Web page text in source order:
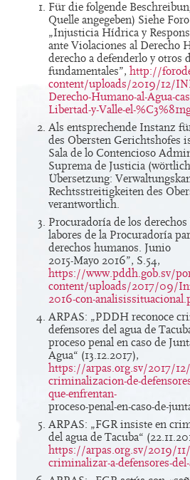
Für die folgende
Quelle angegeben) Siehe
„Injusticia Hídrica y
ante Violaciones al Derecho
derecho a defenderlo y otros
fundamentales”, http://
content/uploads/2019/12/
Derecho-Humano-al-Agua-
Libertad-y-Valle-el-
Als entsprechende Instanz
des Obersten Gerichtshofes
Sala de lo Contencioso
Suprema de Justicia
Übersetzung:
Rechtsstreitigkeiten des
verantwortlich.
Procuradoría de los
labores de la Procuradoría
derechos humanos. Junio
2015-Mayo 2016”, S.54,
https://www.pddh.gob.sv/
content/uploads/2017/09/
2016-con-
ARPAS: „PDDH reconoce
defensores del agua de
proceso penal en caso de
Agua“ (13.12.2017),
https://arpas.org.sv/2017/
criminalizacion-de-
que-enfrentan-
proceso-penal-en-caso-de-
ARPAS: „FGR insiste en
del agua de Tacuba“
https://arpas.org.sv/2019/
criminalizar-a-defensores-